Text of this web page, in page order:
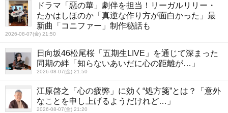
ドラマ「惡の華」劇伴を担当！リーガルリリー・
たかはしほのか「真逆な作り方が面白かった」最
新曲「コニファー」制作秘話も
2026-08-07(金) 21:50
日向坂46松尾桜「五期生LIVE」を通じて深まった
同期の絆「知らないあいだに心の距離が…」
2026-08-07(金) 21:50
江原啓之「心の疲弊」に効く“処方箋”とは？「意外
なことを申し上げるようだけれど…」
2026-08-07(金) 21:20